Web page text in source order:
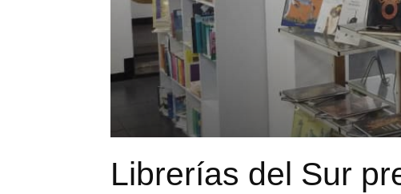
Librerías del Sur